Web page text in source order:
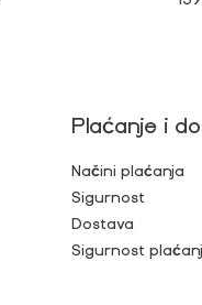
Plaćanje i
Načini plaćanja
Sigurnost
Dostava
Sigurnost